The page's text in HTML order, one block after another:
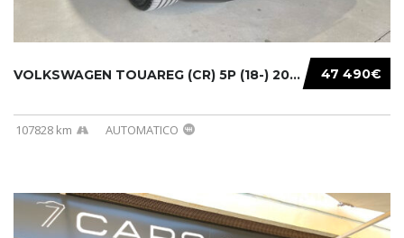
47 490€
VOLKSWAGEN TOUAREG (CR) 5P (18-) 2021...
107828 km AUTOMATICO